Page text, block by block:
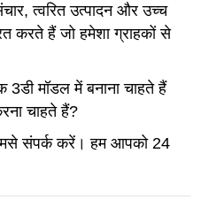
त्वरित उत्पादन और उच्च
करते हैं जो हमेशा ग्राहकों से
मॉडल में बनाना चाहते हैं
चाहते हैं?
संपर्क करें। हम आपको 24